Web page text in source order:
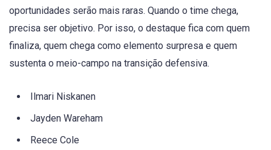
oportunidades serão mais raras. Quando o time chega,
precisa ser objetivo. Por isso, o destaque fica com quem
finaliza, quem chega como elemento surpresa e quem
sustenta o meio-campo na transição defensiva.
Ilmari Niskanen
Jayden Wareham
Reece Cole